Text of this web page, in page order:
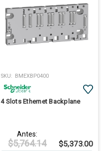
SKU: BMEXBP0400
4 Slots Ethernet Backplane
Antes:
$5,764.14
$5,373.00